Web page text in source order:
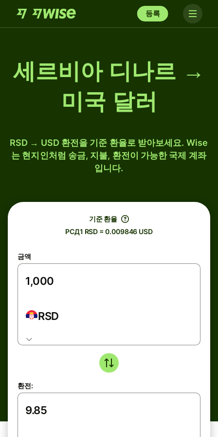
등록
세르비아 디나르 →
미국 달러
RSD → USD 환전을 기준 환율로 받아보세요. Wise
는 현지인처럼 송금, 지불, 환전이 가능한 국제 계좌
입니다.
기준 환율
РСД1 RSD = 0.009846 USD
금액
RSD
환전: